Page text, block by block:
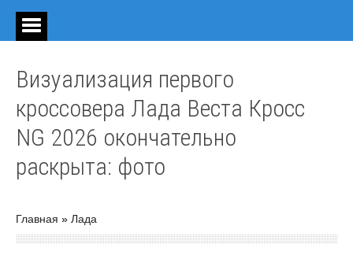
Визуализация первого
кроссовера Лада Веста Кросс
NG 2026 окончательно
раскрыта: фото
Главная » Лада